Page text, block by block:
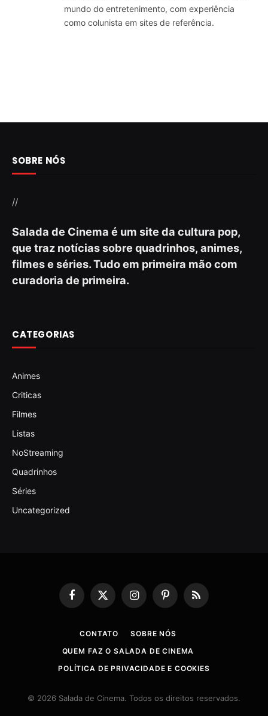
mundo do entretenimento, com experiência
como colunista em sites de referência.
SOBRE NÓS
//
Salada de Cinema é um site da cultura pop,
que traz notícias sobre quadrinhos, animes,
filmes e séries. Tudo em primeira mão com
curadoria de primeira.
CATEGORIAS
Animes
Criticas
Filmes
Listas
NoStreaming
Quadrinhos
Séries
Uncategorized
Facebook
X
InstagramPinterestRSS
CONTATO
SOBRE NÓS
QUEM FAZ O SALADA DE CINEMA
POLÍTICA DE PRIVACIDADE E COOKIES
© 2026 Salada de Cinema. Todos os direitos reservados.